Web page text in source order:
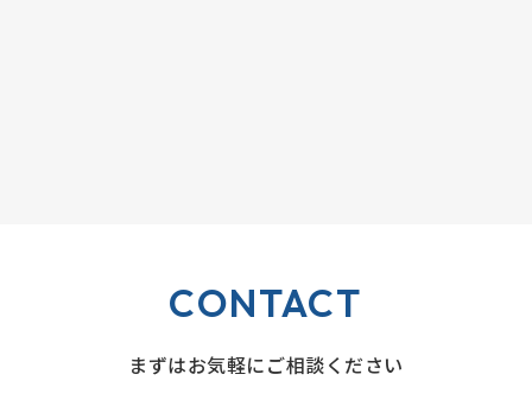
CONTACT
まずはお気軽にご相談ください